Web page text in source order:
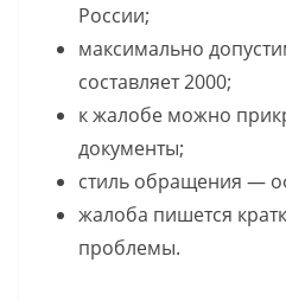
России;
максимально
составляет 2000;
к жалобе можно
документы;
стиль обращения —
жалоба пишется
проблемы.